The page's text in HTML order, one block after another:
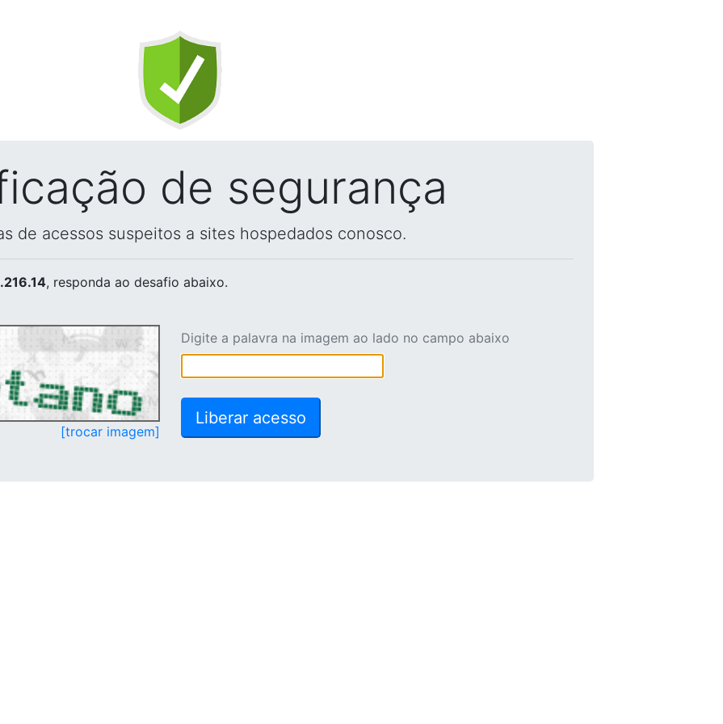
de segurança
de acessos suspeitos a sites hospedados conosco.
, responda ao desafio abaixo.
[trocar imagem]
Digite a palavra na imagem ao lado no campo abaixo